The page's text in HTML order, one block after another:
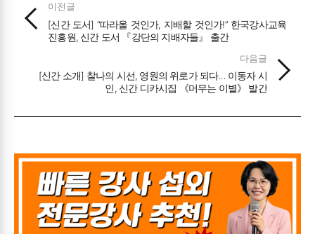
이전글
[신간 도서] “따라올 것인가, 지배할 것인가!” 한국강사교육
진흥원, 신간 도서 『강단의 지배자들』 출간
다음글
[신간 소개] 찰나의 시선, 영원의 위로가 되다… 이동자 시
인, 신간 디카시집 《머무는 이별》 발간